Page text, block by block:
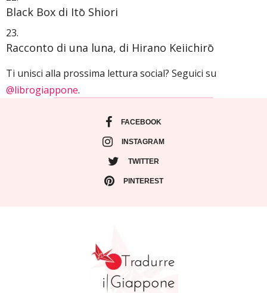
Black Box di Itō Shiori
Racconto di una luna, di Hirano Keiichirō
Ti unisci alla prossima lettura social? Seguici su
@librogiappone.
FACEBOOK
INSTAGRAM
TWITTER
PINTEREST